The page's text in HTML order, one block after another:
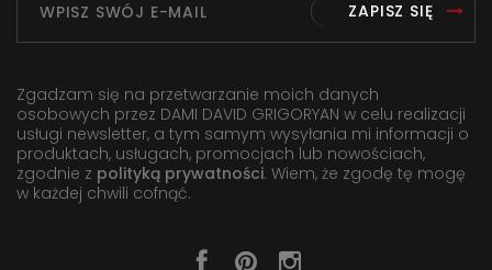
ZAPISZ SIĘ
Zgadzam się na przetwarzanie moich danych
osobowych przez DAMI DAVID GRIGORYAN w celu realizacji
usługi newsletter, a tym samym wysyłania mi informacji o
produktach, usługach, promocjach lub nowościach,
zgodnie z polityką prywatności. Wiem, że zgodę tę mogę
w każdej chwili cofnąć.